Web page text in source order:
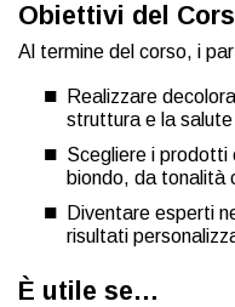
Obiettivi del
Al termine del corso, i
Realizzare
struttura e la
Scegliere i prodotti
biondo, da tonalità
Diventare esperti
risultati
È utile se…